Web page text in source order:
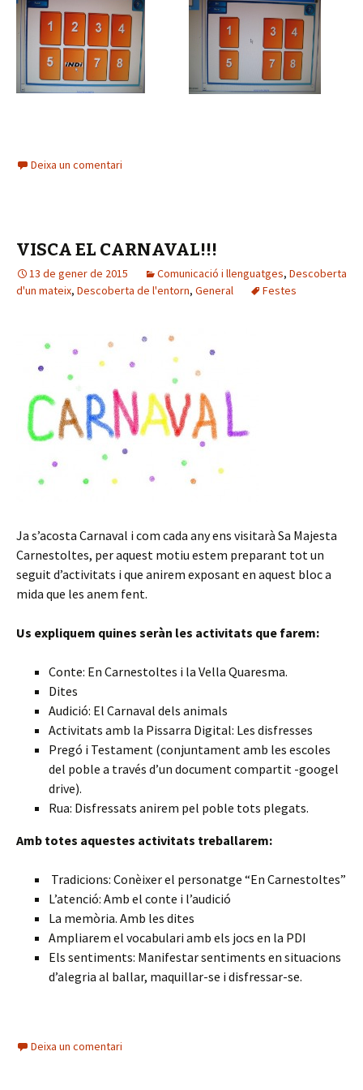
Deixa un comentari
VISCA EL CARNAVAL!!!
13 de gener de 2015 Comunicació i llenguatges, Descoberta
d'un mateix, Descoberta de l'entorn, General Festes
Ja s’acosta Carnaval i com cada any ens visitarà Sa Majesta
Carnestoltes, per aquest motiu estem preparant tot un
seguit d’activitats i que anirem exposant en aquest bloc a
mida que les anem fent.
Us expliquem quines seràn les activitats que farem:
Conte: En Carnestoltes i la Vella Quaresma.
Dites
Audició: El Carnaval dels animals
Activitats amb la Pissarra Digital: Les disfresses
Pregó i Testament (conjuntament amb les escoles
del poble a través d’un document compartit -googel
drive).
Rua: Disfressats anirem pel poble tots plegats.
Amb totes aquestes activitats treballarem:
Tradicions: Conèixer el personatge “En Carnestoltes”
L’atenció: Amb el conte i l’audició
La memòria. Amb les dites
Ampliarem el vocabulari amb els jocs en la PDI
Els sentiments: Manifestar sentiments en situacions
d’alegria al ballar, maquillar-se i disfressar-se.
Deixa un comentari